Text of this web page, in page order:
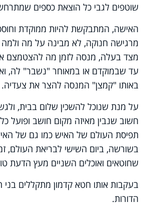
שוטפים לגבי כל הוצאת כספים
האישה, המתבקשת להיות ממוקדת
מרגישה חנוקה, לא מבינה על מה
מצד בעלה, מנסה לזמן מה להצטמצם או
עד שבמוקדם או במאוחר "נשבר" לה,
באותו "קמצן" המנסה להצר את צעדיה.
על מנת שנוכל להשכין שלום בבית,
חשוב שנבין מאיזה מקום חושב ופועל
תפיסת העולם של האיש כמו גם של
בשורשה, ביום השישי לבריאת העולם,
שחוטאים ואוכלים השניים מעץ הדעת
בעקבות אותו חטא קדמון מתקללים
הדורות.